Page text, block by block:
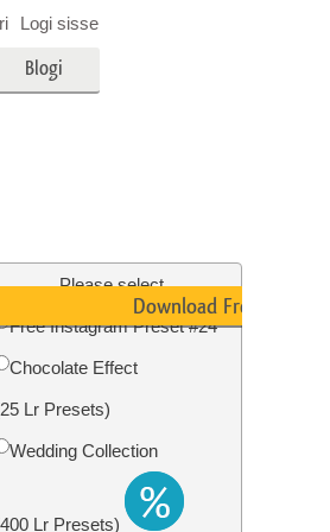
Blogi
Logi sisse
Please select
Free Instagram Preset #24
Chocolate Effect
Lr Presets)
Wedding Collection
Lr Presets)
Download Free